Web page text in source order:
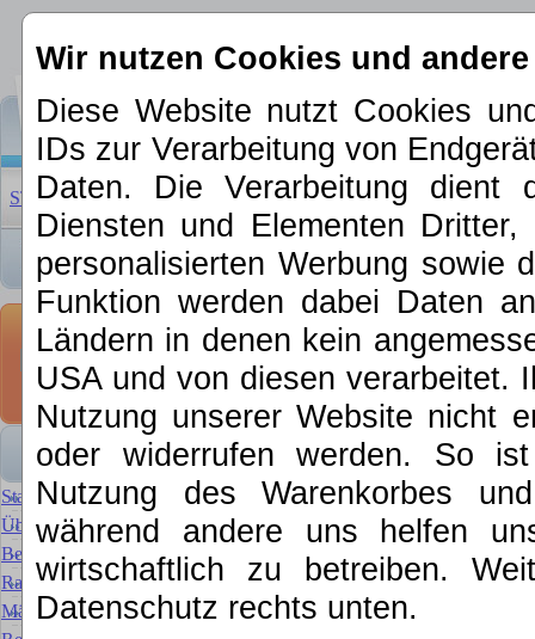
Wir nutzen Cookies und
Diese Website nutzt Cookies
IDs zur Verarbeitung von
Daten. Die Verarbeitung dient
Diensten und Elementen
personalisierten Werbung sowie
Funktion werden dabei Daten
Ländern in denen kein
USA und von diesen verarbeitet.
Nutzung unserer Website nicht
oder widerrufen werden. So
Nutzung des Warenkorbes
während andere uns helfen
wirtschaftlich zu betreiben.
Datenschutz rechts unten.
STARTSEITE| ÜBER UNS |NEUHEITEN 2026 |
Startseite
Über MKE
Bewertung für Ihre Sammlung
Rat & Tat
Märklin Ersatzteilservice
Kontakt
Abrams US-
Kontakt
Bausatz, NEU in
Artikelanfrage
Wie wurden Sie auf MKE
Ihre Emailadresse *